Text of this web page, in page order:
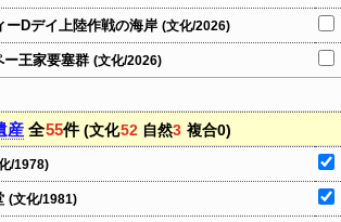
ーDデイ上陸作戦の海岸 (文化/2026)
ー王家要塞群 (文化/2026)
産 全55件(文化52自然3 複合0)
/1978)
(文化/1981)